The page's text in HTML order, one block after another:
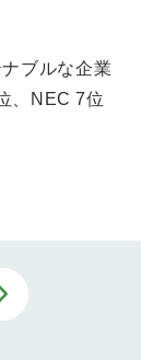
ブルな企業
、NEC 7位